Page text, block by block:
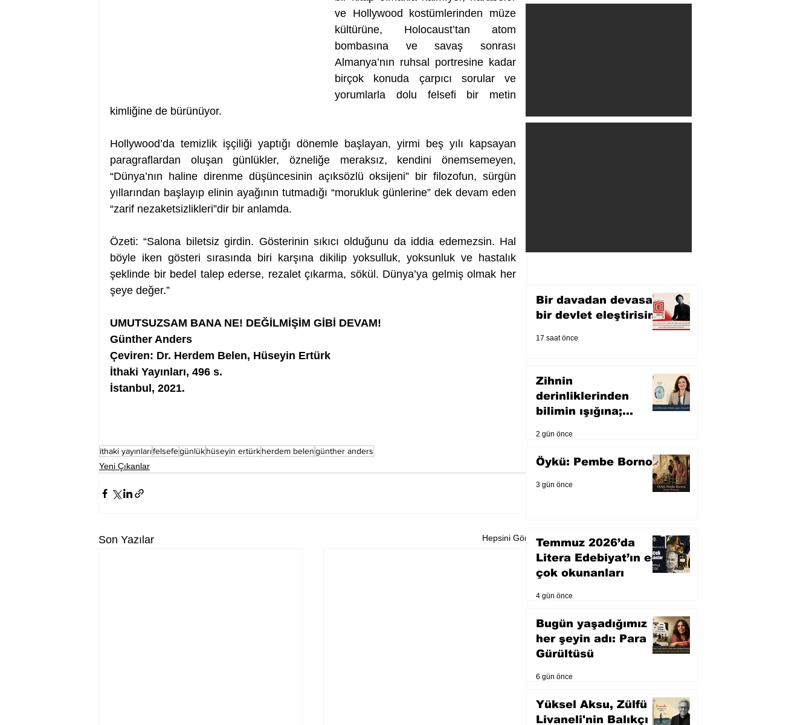
ve Hollywood kostümlerinden müze
kültürüne, Holocaust’tan atom
bombasına ve savaş sonrası
Almanya’nın ruhsal portresine kadar
birçok konuda çarpıcı sorular ve
yorumlarla dolu felsefi bir metin
kimliğine de bürünüyor.
Hollywood’da temizlik işçiliği yaptığı dönemle başlayan, yirmi beş yılı kapsayan
paragraflardan oluşan günlükler, özneliğe meraksız, kendini önemsemeyen,
“Dünya’nın haline direnme düşüncesinin açıksözlü oksijeni” bir filozofun, sürgün
yıllarından başlayıp elinin ayağının tutmadığı “morukluk günlerine” dek devam eden
“zarif nezaketsizlikleri”dir bir anlamda.
Özeti: “Salona biletsiz girdin. Gösterinin sıkıcı olduğunu da iddia edemezsin. Hal
böyle iken gösteri sırasında biri karşına dikilip yoksulluk, yoksunluk ve hastalık
şeklinde bir bedel talep ederse, rezalet çıkarma, sökül. Dünya’ya gelmiş olmak her
şeye değer.”
UMUTSUZSAM BANA NE! DEĞİLMİŞİM GİBİ DEVAM!
Günther Anders
Çeviren: Dr. Herdem Belen, Hüseyin Ertürk
İthaki Yayınları, 496 s.
İstanbul, 2021.
ithaki yayınlarıfelsefegünlükhüseyin ertürkherdem belengünther anders
Yeni Çıkanlar
Son Yazılar Hepsini Gör
Bir davadan devasa
bir devlet eleştirisine
17 saat önce
Zihnin
derinliklerinden
bilimin ışığına;
2 gün önce
Öykü: Pembe Bornoz
3 gün önce
Temmuz 2026’da
Litera Edebiyat’ın en
çok okunanları
4 gün önce
Bugün yaşadığımız
her şeyin adı: Para
Gürültüsü
6 gün önce
Yüksel Aksu, Zülfü
Livaneli'nin Balıkçı